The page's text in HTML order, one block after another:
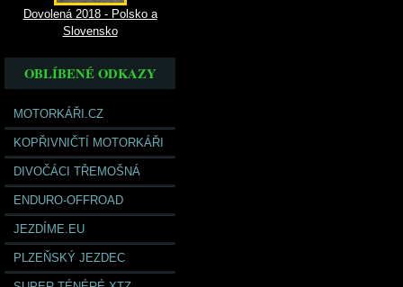
Dovolená 2018 - Polsko a
Slovensko
OBLÍBENÉ ODKAZY
MOTORKÁŘI.CZ
KOPŘIVNIČTÍ MOTORKÁŘI
DIVOČÁCI TŘEMOŠNÁ
ENDURO-OFFROAD
JEZDÍME.EU
PLZEŇSKÝ JEZDEC